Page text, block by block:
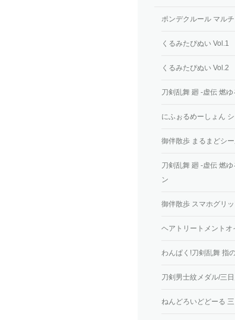
ポンデクルール マル
くるみたぴぬい Vol.1
くるみたぴぬい Vol.2
刀剣乱舞 廻 -虚伝 燃
にふぉるめーしょん
御伴散歩 まるまどシ
刀剣乱舞 廻 -虚伝 燃
ン
御伴散歩 スマホグリ
ヘアトリートメントオ
わんぱく!刀剣乱舞 指
刀剣男士紋メダル/三
ねんどろいどどーる